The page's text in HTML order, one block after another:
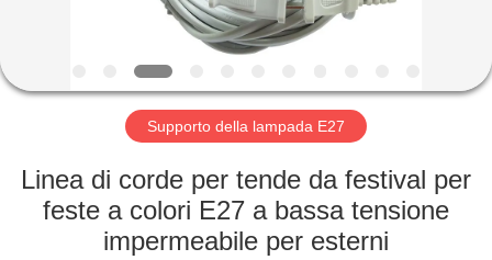
GIRO
FABBRICA
CONTROLLO
Supporto della lampada E27
Linea di corde per tende da festival per
feste a colori E27 a bassa tensione
impermeabile per esterni